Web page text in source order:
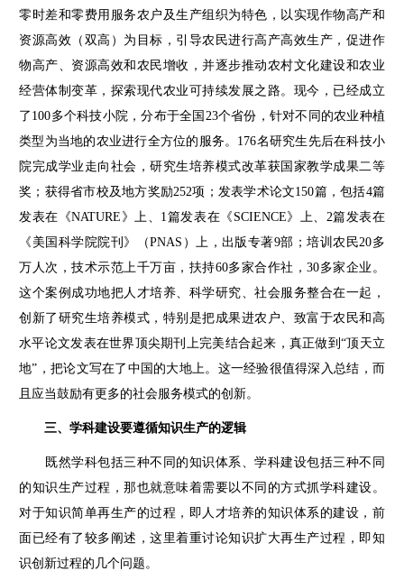
零时差和零费用服务农户及生产组织为特色，以实现作物高产和
资源高效（双高）为目标，引导农民进行高产高效生产，促进作
物高产、资源高效和农民增收，并逐步推动农村文化建设和农业
经营体制变革，探索现代农业可持续发展之路。现今，已经成立
了100多个科技小院，分布于全国23个省份，针对不同的农业种植
类型为当地的农业进行全方位的服务。176名研究生先后在科技小
院完成学业走向社会，研究生培养模式改革获国家教学成果二等
奖；获得省市校及地方奖励252项；发表学术论文150篇，包括4篇
发表在《NATURE》上、1篇发表在《SCIENCE》上、2篇发表在
《美国科学院院刊》（PNAS）上，出版专著9部；培训农民20多
万人次，技术示范上千万亩，扶持60多家合作社，30多家企业。
这个案例成功地把人才培养、科学研究、社会服务整合在一起，
创新了研究生培养模式，特别是把成果进农户、致富于农民和高
水平论文发表在世界顶尖期刊上完美结合起来，真正做到“顶天立
地”，把论文写在了中国的大地上。这一经验很值得深入总结，而
且应当鼓励有更多的社会服务模式的创新。
三、学科建设要遵循知识生产的逻辑
既然学科包括三种不同的知识体系、学科建设包括三种不同
的知识生产过程，那也就意味着需要以不同的方式抓学科建设。
对于知识简单再生产的过程，即人才培养的知识体系的建设，前
面已经有了较多阐述，这里着重讨论知识扩大再生产过程，即知
识创新过程的几个问题。